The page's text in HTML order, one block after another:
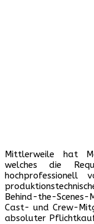
Mittlerweile hat
welches die
Behind-the-
Cast- und Crew-
absoluter